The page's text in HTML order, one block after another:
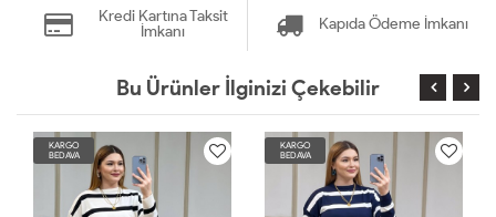
Kredi Kartına Taksit
İmkanı
Kapıda Ödeme İmkanı
Bu Ürünler İlginizi Çekebilir
KARGO
BEDAVA
KARGO
BEDAVA